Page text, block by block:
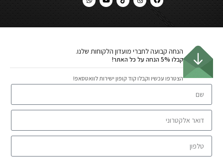
הנחה קבועה לחברי מועדון הלקוחות שלנו.
קבלו 5% הנחה על כל האתר!
הצטרפו עכשיו וקבלו קוד קופון ישירות לוואטסאפ!